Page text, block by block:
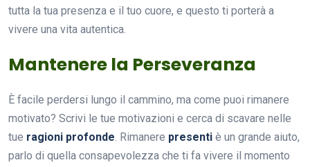
tutta la tua presenza e il tuo cuore, e questo ti porterà a
vivere una vita autentica.
Mantenere la Perseveranza
È facile perdersi lungo il cammino, ma come puoi rimanere
motivato? Scrivi le tue motivazioni e cerca di scavare nelle
tue ragioni profonde. Rimanere presenti è un grande aiuto,
parlo di quella consapevolezza che ti fa vivere il momento